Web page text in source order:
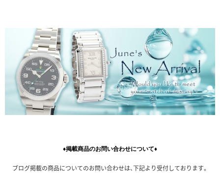
♦掲載商品のお問い合わせについて♦
ブログ掲載の商品についてのお問い合わせは、下記より受付しております。